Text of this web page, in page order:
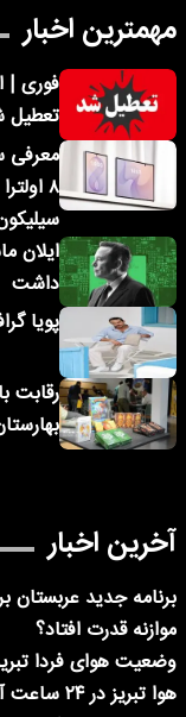
مهمترین اخبار
تعطیل
داشت
پویا
رقابت
آخرین اخبار
برنامه جدید عربستان
موازنه قدرت افتاد؟
هوا تبریز در ۲۴ ساعت آینده + هواشناسی تبریز